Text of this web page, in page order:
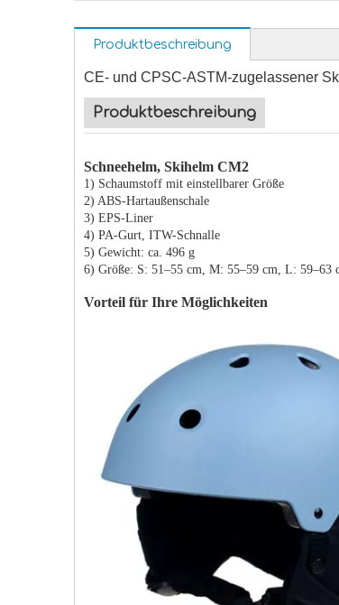
Produktbeschreibung
CE- und CPSC-ASTM-zugelassener
Produktbeschreibung
Schneehelm, Skihelm CM2
1) Schaumstoff mit einstellbarer Größe
2) ABS-Hartaußenschale
3) EPS-Liner
4) PA-Gurt, ITW-Schnalle
5) Gewicht: ca. 496 g
6) Größe: S: 51–55 cm, M: 55–59 cm, L: 59–63
Vorteil für Ihre Möglichkeiten